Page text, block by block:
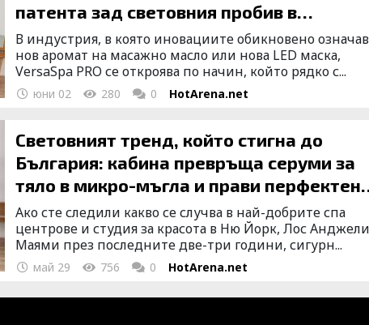
патента зад световния пробив в
индустрията за красота
В индустрия, в която иновациите обикновено
нов аромат на масажно масло или нова LED маска,
VersaSpa PRO се откроява по начин, който рядко с...
юни 02 280 0 HotArena.net
Световният тренд, който стигна до
България: кабина превръща серуми за
тяло в микро-мъгла и прави перфектен
спрей тен
Ако сте следили какво се случва в най-добрите спа
центрове и студия за красота в Ню Йорк, Лос
Маями през последните две-три години, сигурн...
май 29 756 0 HotArena.net